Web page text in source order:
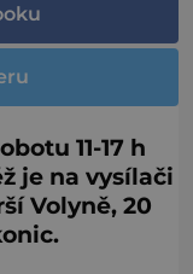
11-17 h
je na vysílači
Volyně, 20